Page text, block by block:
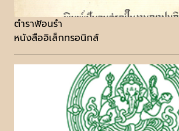
ตำราฟ้อนรำ
หนังสืออิเล็กทรอนิกส์